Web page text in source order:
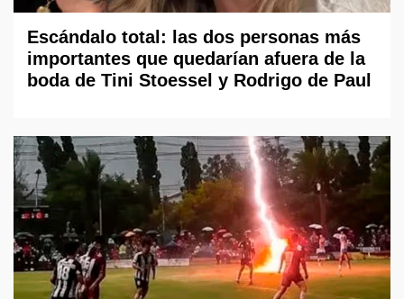
Escándalo total: las dos personas más
importantes que quedarían afuera de la
boda de Tini Stoessel y Rodrigo de Paul